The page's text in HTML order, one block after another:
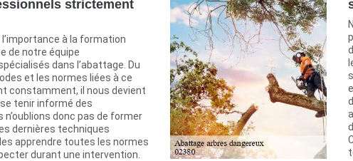
strictement
à la formation
de notre équipe
dans l’abattage. Du
et les normes liées à ce
constamment, il nous devient
tenir informé des
n’oublions donc pas de former
dernières techniques
apprendre toutes les normes
durant une intervention.